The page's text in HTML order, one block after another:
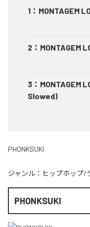
1 ： MONTAGEM
2 ： MONTAGEM
3 ： MONTAGEM
Slowed)
PHONKSUKI
ジャンル： ヒップホップ/
PHONKSUKI